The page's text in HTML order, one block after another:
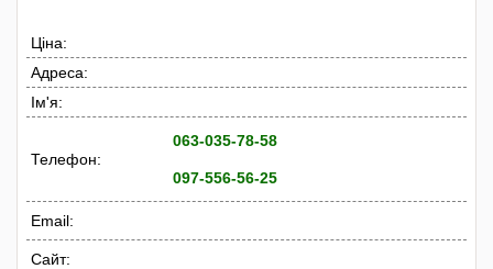
Ціна:
Адреса:
Ім'я:
Телефон:
063-035-78-58
097-556-56-25
Email:
Сайт: